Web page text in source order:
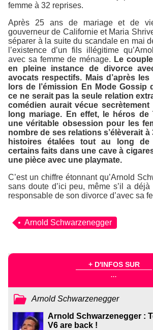
femme à 32 reprises.
Après 25 ans de mariage et de
gouverneur de Californie et Maria
séparer à la suite du scandale en mai
l’existence d’un fils illégitime
avec sa femme de ménage. Le
en pleine instance de divorce
avocats respectifs. Mais d’après
lors de l’émission
En Mode Gossip
ce ne serait pas la seule relation
comédien aurait vécue
long mariage. En effet, le héros de
une véritable obsession pour les
nombre de ses relations s’élèverait à
histoires étalées tout au long de
certains faits dans une cave à
une pièce avec une playmate.
C’est un chiffre étonnant qu’Arnold
sans doute d’ici peu, même s’il a déjà
responsable de son divorce d’avec sa
Arnold Schwarzenegger
+ D'INFOS SUR
...
Arnold Schwarzenegger
Arnold Schwarzenegger :
V6 are back !